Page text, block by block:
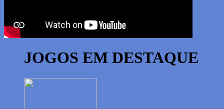
JOGOS EM DESTAQUE